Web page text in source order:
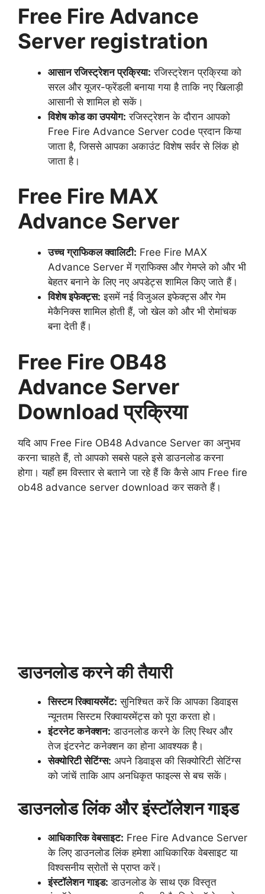
Free Fire Advance
Server registration
आसान रजिस्ट्रेशन प्रक्रिया: रजिस्ट्रेशन प्रक्रिया को
सरल और यूजर-फ्रेंडली बनाया गया है ताकि नए खिलाड़ी
आसानी से शामिल हो सकें।
विशेष कोड का उपयोग: रजिस्ट्रेशन के दौरान आपको
Free Fire Advance Server code प्रदान किया
जाता है, जिससे आपका अकाउंट विशेष सर्वर से लिंक हो
जाता है।
Free Fire MAX
Advance Server
उच्च ग्राफिकल क्वालिटी: Free Fire MAX
Advance Server में ग्राफिक्स और गेमप्ले को और भी
बेहतर बनाने के लिए नए अपडेट्स शामिल किए जाते हैं।
विशेष इफेक्ट्स: इसमें नई विजुअल इफेक्ट्स और गेम
मेकैनिक्स शामिल होती हैं, जो खेल को और भी रोमांचक
बना देती हैं।
Free Fire OB48
Advance Server
Download प्रक्रिया
यदि आप Free Fire OB48 Advance Server का अनुभव
करना चाहते हैं, तो आपको सबसे पहले इसे डाउनलोड करना
होगा। यहाँ हम विस्तार से बताने जा रहे हैं कि कैसे आप Free fire
ob48 advance server download कर सकते हैं।
डाउनलोड करने की तैयारी
सिस्टम रिक्वायरमेंट: सुनिश्चित करें कि आपका डिवाइस
न्यूनतम सिस्टम रिक्वायरमेंट्स को पूरा करता हो।
इंटरनेट कनेक्शन: डाउनलोड करने के लिए स्थिर और
तेज इंटरनेट कनेक्शन का होना आवश्यक है।
सेक्योरिटी सेटिंग्स: अपने डिवाइस की सिक्योरिटी सेटिंग्स
को जांचें ताकि आप अनधिकृत फाइल्स से बच सकें।
डाउनलोड लिंक और इंस्टॉलेशन गाइड
आधिकारिक वेबसाइट: Free Fire Advance Server
के लिए डाउनलोड लिंक हमेशा आधिकारिक वेबसाइट या
विश्वसनीय स्रोतों से प्राप्त करें।
इंस्टॉलेशन गाइड: डाउनलोड के साथ एक विस्तृत